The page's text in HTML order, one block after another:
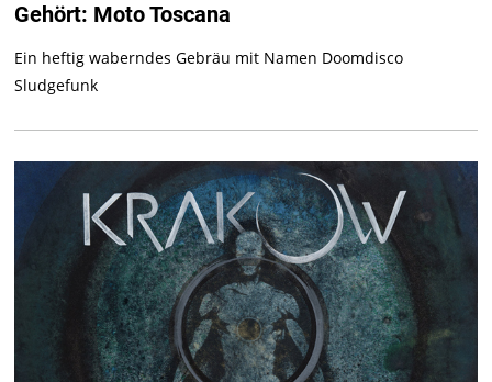
Gehört: Moto Toscana
Ein heftig waberndes Gebräu mit Namen Doomdisco
Sludgefunk